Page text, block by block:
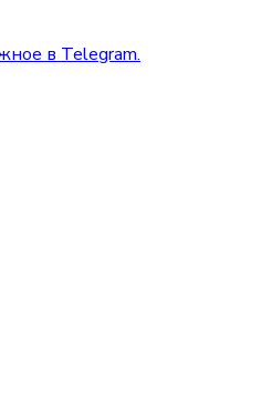
в Telegram.